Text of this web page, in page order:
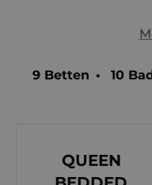
Touristenort an der
und den Duft und
Wohnfläche, die
9 Betten • 10
QUEEN